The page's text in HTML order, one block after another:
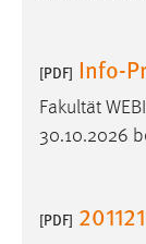
[PDF] Info-
Fakultät
30.10.2026
[PDF]unsere